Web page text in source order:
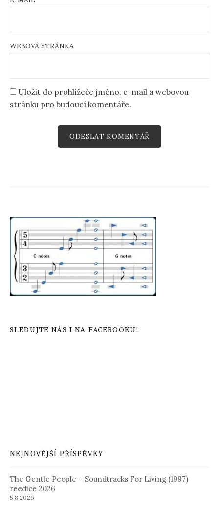
WEBOVÁ STRÁNKA
Uložit do prohlížeče jméno, e-mail a webovou
stránku pro budoucí komentáře.
SLEDUJTE NÁS I NA FACEBOOKU!
NEJNOVĚJŠÍ PŘÍSPĚVKY
The Gentle People – Soundtracks For Living (1997)
reedice 2026
5.8.2026